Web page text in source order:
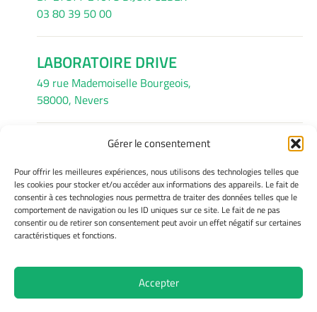
Gérer le consentement
Pour offrir les meilleures expériences, nous utilisons des technologies telles que
les cookies pour stocker et/ou accéder aux informations des appareils. Le fait de
consentir à ces technologies nous permettra de traiter des données telles que le
comportement de navigation ou les ID uniques sur ce site. Le fait de ne pas
consentir ou de retirer son consentement peut avoir un effet négatif sur certaines
caractéristiques et fonctions.
Accepter
03 80 39 50 00
LABORATOIRE DRIVE
49 rue Mademoiselle Bourgeois,
58000, Nevers
INFORMATIONS LÉGALES
Mentions légales
Gérer mes cookies
Avertissement
Politique de cookies
Site Officiel - Drive @ 2026